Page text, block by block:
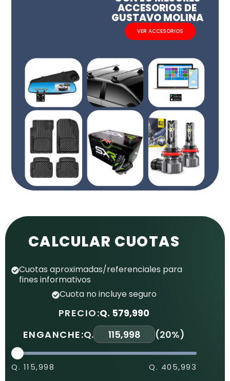
ACCESORIOS DE
GUSTAVO MOLINA
VER ACCESORIOS
CALCULAR CUOTAS
Cuotas aproximadas/referenciales para
fines informativos
Cuota no incluye seguro
PRECIO:Q. 579,990
ENGANCHE:Q. (20%)
Q. 115,998 Q. 405,993